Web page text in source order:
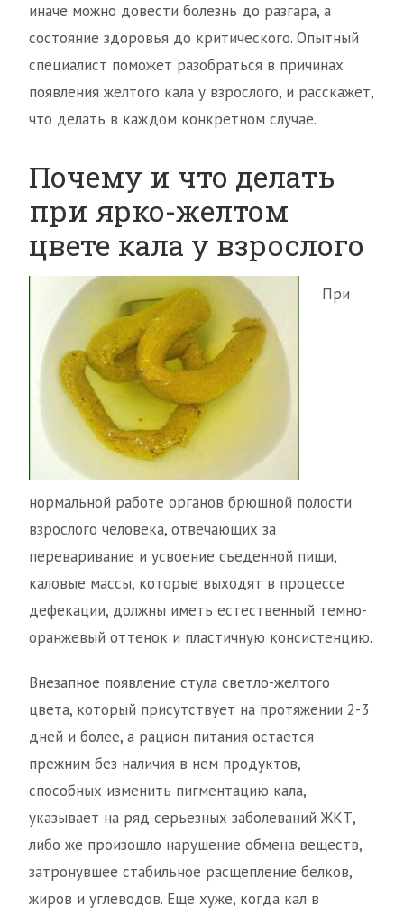
иначе можно довести болезнь до разгара, а
состояние здоровья до критического. Опытный
специалист поможет разобраться в причинах
появления желтого кала у взрослого, и расскажет,
что делать в каждом конкретном случае.
Почему и что делать
при ярко-желтом
цвете кала у взрослого
При
нормальной работе органов брюшной полости
взрослого человека, отвечающих за
переваривание и усвоение съеденной пищи,
каловые массы, которые выходят в процессе
дефекации, должны иметь естественный темно-
оранжевый оттенок и пластичную консистенцию.
Внезапное появление стула светло-желтого
цвета, который присутствует на протяжении 2-3
дней и более, а рацион питания остается
прежним без наличия в нем продуктов,
способных изменить пигментацию кала,
указывает на ряд серьезных заболеваний ЖКТ,
либо же произошло нарушение обмена веществ,
затронувшее стабильное расщепление белков,
жиров и углеводов. Еще хуже, когда кал в